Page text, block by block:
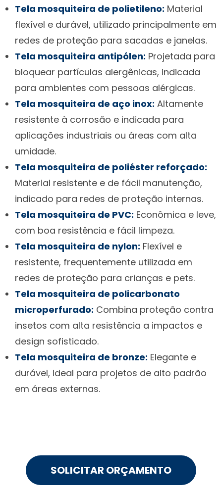
Tela mosquiteira de polietileno: Material
flexível e durável, utilizado principalmente em
redes de proteção para sacadas e janelas.
Tela mosquiteira antipólen: Projetada para
bloquear partículas alergênicas, indicada
para ambientes com pessoas alérgicas.
Tela mosquiteira de aço inox: Altamente
resistente à corrosão e indicada para
aplicações industriais ou áreas com alta
umidade.
Tela mosquiteira de poliéster reforçado:
Material resistente e de fácil manutenção,
indicado para redes de proteção internas.
Tela mosquiteira de PVC: Econômica e leve,
com boa resistência e fácil limpeza.
Tela mosquiteira de nylon: Flexível e
resistente, frequentemente utilizada em
redes de proteção para crianças e pets.
Tela mosquiteira de policarbonato
microperfurado: Combina proteção contra
insetos com alta resistência a impactos e
design sofisticado.
Tela mosquiteira de bronze: Elegante e
durável, ideal para projetos de alto padrão
em áreas externas.
SOLICITAR ORÇAMENTO